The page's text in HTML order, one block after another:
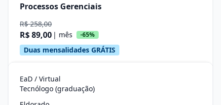
Processos Gerenciais
R$ 258,00
R$ 89,00 | mês -65%
Duas mensalidades GRÁTIS
EaD / Virtual
Tecnólogo (graduação)